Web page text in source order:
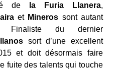
de
la Furia Llanera,
et Mineros sont autant
Finaliste du dernier
sort d’une excellent
et doit désormais faire
fuite des talents qui touche